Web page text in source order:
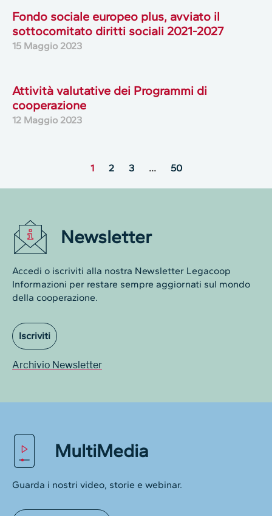
Fondo sociale europeo plus, avviato il
sottocomitato diritti sociali 2021-2027
15 Maggio 2023
Attività valutative dei Programmi di
cooperazione
12 Maggio 2023
1 2 3 … 50
Newsletter
Accedi o iscriviti alla nostra Newsletter Legacoop
Informazioni per restare sempre aggiornati sul mondo
della cooperazione.
Iscriviti
Archivio Newsletter
MultiMedia
Guarda i nostri video, storie e webinar.